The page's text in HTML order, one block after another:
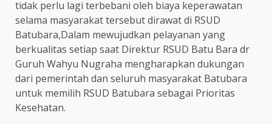
tidak perlu lagi terbebani oleh biaya keperawatan
selama masyarakat tersebut dirawat di RSUD
Batubara,Dalam mewujudkan pelayanan yang
berkualitas setiap saat Direktur RSUD Batu Bara dr
Guruh Wahyu Nugraha mengharapkan dukungan
dari pemerintah dan seluruh masyarakat Batubara
untuk memilih RSUD Batubara sebagai Prioritas
Kesehatan.